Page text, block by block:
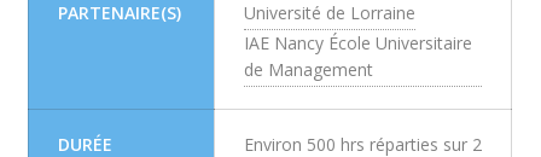
PARTENAIRE(S)
Université de Lorraine
IAE Nancy École Universitaire
de Management
DURÉE
Environ 500 hrs réparties sur 2